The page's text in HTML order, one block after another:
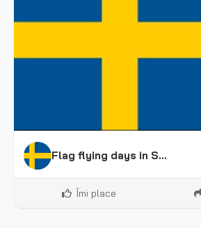
Flag flying days in Sweden
Îmi place